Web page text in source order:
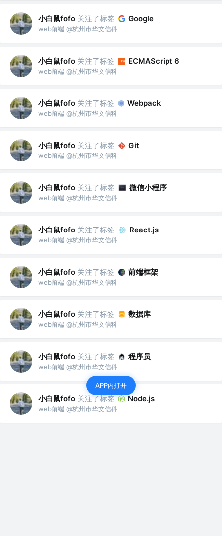
小白鼠fofo 关注了标签 Google
web前端 @杭州市华文信科
小白鼠fofo 关注了标签 ECMAScript 6
web前端 @杭州市华文信科
小白鼠fofo 关注了标签 Webpack
web前端 @杭州市华文信科
小白鼠fofo 关注了标签 Git
web前端 @杭州市华文信科
小白鼠fofo 关注了标签 微信小程序
web前端 @杭州市华文信科
小白鼠fofo 关注了标签 React.js
web前端 @杭州市华文信科
小白鼠fofo 关注了标签 前端框架
web前端 @杭州市华文信科
小白鼠fofo 关注了标签 数据库
web前端 @杭州市华文信科
小白鼠fofo 关注了标签 程序员
web前端 @杭州市华文信科
小白鼠fofo 关注了标签 Node.js
web前端 @杭州市华文信科
APP内打开